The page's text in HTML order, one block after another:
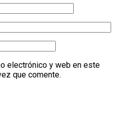
electrónico y web en este
que comente.